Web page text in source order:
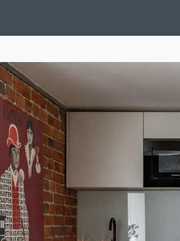
Decoration Noël
Publi Reportage
Container/container House Maison D'hôtes
De Week End